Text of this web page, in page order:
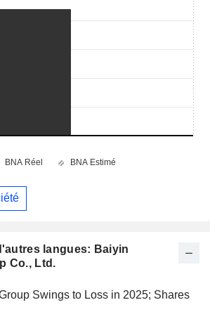
langues: Baiyin
Co., Ltd.
Swings to Loss in 2025; Shares